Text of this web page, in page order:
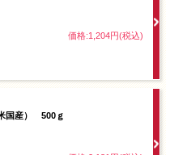
価格:1,204円(税込)
国産） 500ｇ